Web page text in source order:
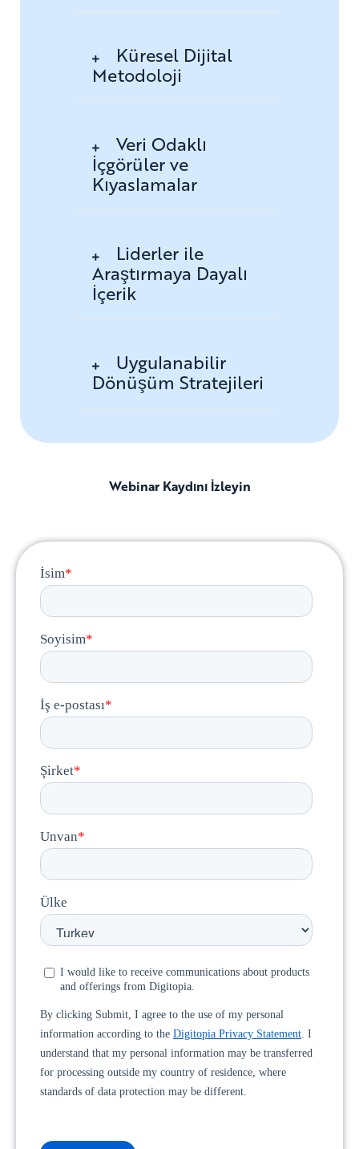
Küresel Dijital
Metodoloji
Veri Odaklı
İçgörüler ve
Kıyaslamalar
Liderler ile
Araştırmaya Dayalı
İçerik
Uygulanabilir
Dönüşüm Stratejileri
Webinar Kaydını İzleyin